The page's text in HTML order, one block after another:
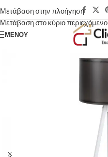
Μετάβαση στην πλοήγηση
Μετάβαση στο κύριο περιεχόμενο
ΜΕΝΟΎ